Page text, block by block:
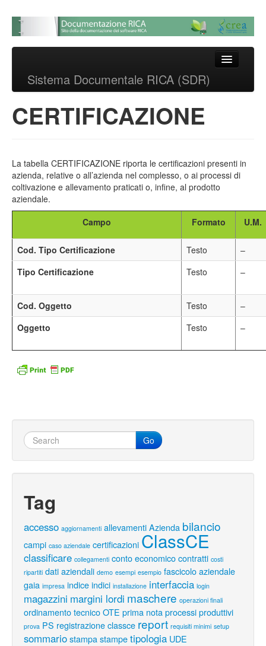
Sistema Documentale
RICA (SDR)
Sistema documentale delle
procedure RICA
Skip to primary content
Skip to secondary content
Sistema Documentale RICA (SDR)
CERTIFICAZIONE
La tabella CERTIFICAZIONE riporta le certificazioni presenti in
azienda, relative o all’azienda nel complesso, o ai processi di
coltivazione e allevamento praticati o, infine, al prodotto
aziendale.
Campo
Formato U.M.
Cod. Tipo Certificazione Testo
–
Tipo Certificazione
Testo –
Cod. Oggetto Testo
–
Oggetto
Testo –
Go
Tag
accesso aggiornamenti allevamentiAzienda bilancio
campi caso aziendale certificazioni ClassCE
classificare collegamenti conto economicocontratti costi
ripartiti dati aziendali demo esempi esempio fascicolo aziendale
gaia impresa indiceindici installazione interfaccia login
magazzini margini lordi maschere operazioni finali
ordinamento tecnicoOTE prima notaprocessi produttivi
prova PS registrazione classce report requisiti minimi setup
sommariostampastampetipologia UDE